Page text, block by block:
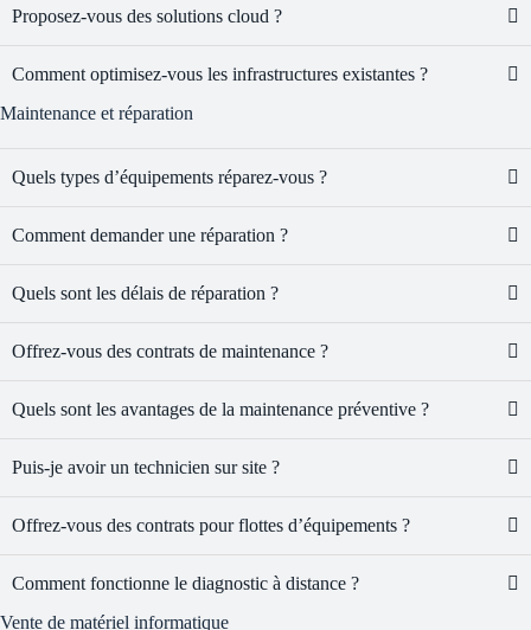
Proposez-vous des solutions cloud ?
Comment optimisez-vous les infrastructures existantes ?
Maintenance et réparation
Quels types d’équipements réparez-vous ?
Comment demander une réparation ?
Quels sont les délais de réparation ?
Offrez-vous des contrats de maintenance ?
Quels sont les avantages de la maintenance préventive ?
Puis-je avoir un technicien sur site ?
Offrez-vous des contrats pour flottes d’équipements ?
Comment fonctionne le diagnostic à distance ?
Vente de matériel informatique